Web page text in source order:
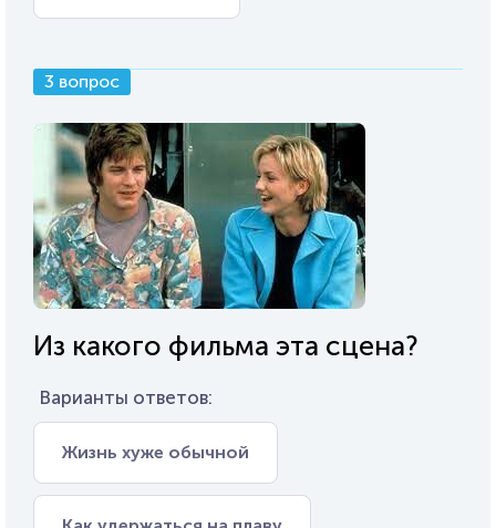
3 вопрос
Из какого фильма эта сцена?
Варианты ответов:
Жизнь хуже обычной